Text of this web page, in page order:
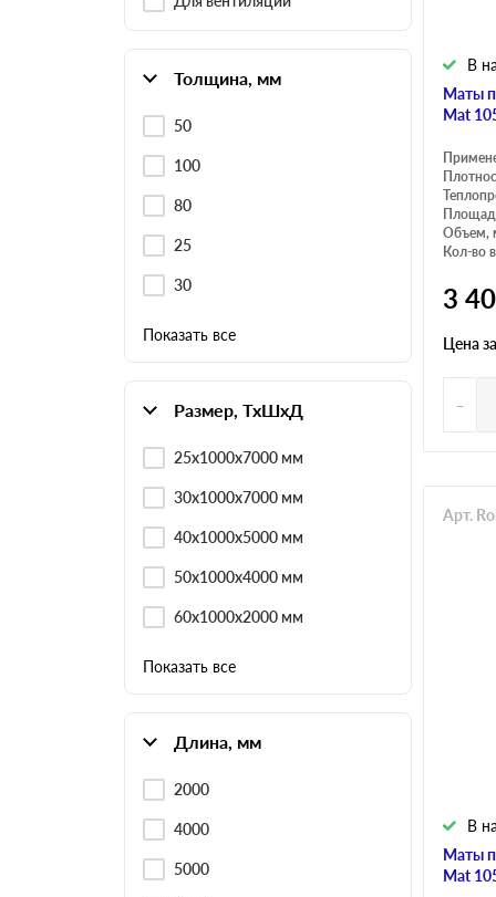
Толщина, мм
50
100
80
25
30
Показать все
Размер, ТхШхД
25х1000х7000 мм
30х1000х7000 мм
40х1000х5000 мм
50х1000х4000 мм
60х1000х2000 мм
Показать все
Длина, мм
2000
4000
5000
Маты
Mat
В
Объем,
Кол-во
3
Цена за
-
Маты
Mat
В
Арт.